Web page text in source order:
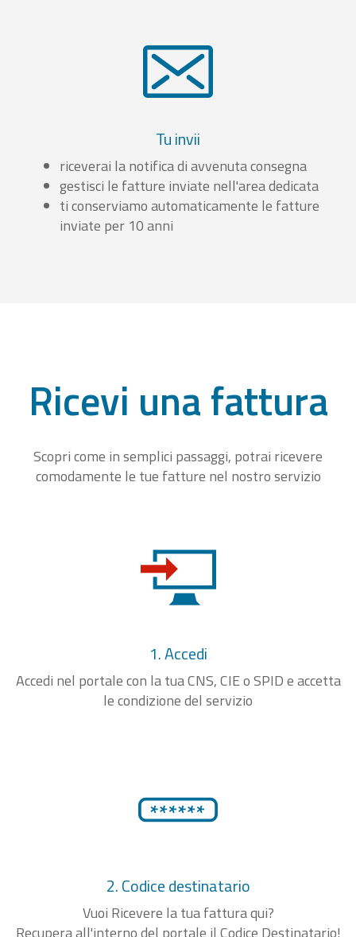
Tu invii
riceverai la notifica di avvenuta consegna
gestisci le fatture inviate nell'area dedicata
ti conserviamo automaticamente le fatture
inviate per 10 anni
Ricevi una fattura
Scopri come in semplici passaggi, potrai ricevere
comodamente le tue fatture nel nostro servizio
1. Accedi
Accedi nel portale con la tua CNS, CIE o SPID e accetta
le condizione del servizio
2. Codice destinatario
Vuoi Ricevere la tua fattura qui?
Recupera all'interno del portale il Codice Destinatario!